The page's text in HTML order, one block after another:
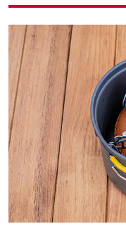
【プレゼント情報】
合わせセットが当たる
応募方法